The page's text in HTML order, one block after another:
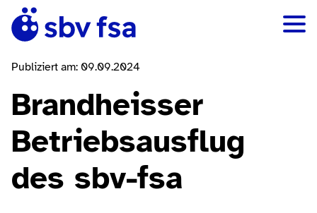
Publiziert am: 09.09.2024
Brandheisser
Betriebsausflug
des sbv-fsa